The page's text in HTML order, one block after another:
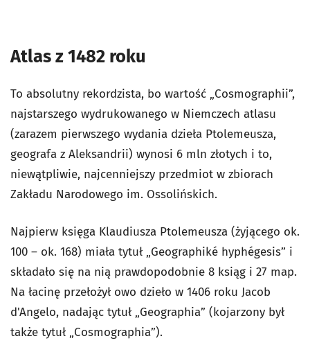
Atlas z 1482 roku
To absolutny rekordzista, bo wartość „Cosmographii”,
najstarszego wydrukowanego w Niemczech atlasu
(zarazem pierwszego wydania dzieła Ptolemeusza,
geografa z Aleksandrii) wynosi 6 mln złotych i to,
niewątpliwie, najcenniejszy przedmiot w zbiorach
Zakładu Narodowego im. Ossolińskich.
Najpierw księga Klaudiusza Ptolemeusza (żyjącego ok.
100 – ok. 168) miała tytuł „Geographiké hyphégesis” i
składało się na nią prawdopodobnie 8 ksiąg i 27 map.
Na łacinę przełożył owo dzieło w 1406 roku Jacob
d'Angelo, nadając tytuł „Geographia” (kojarzony był
także tytuł „Cosmographia”).